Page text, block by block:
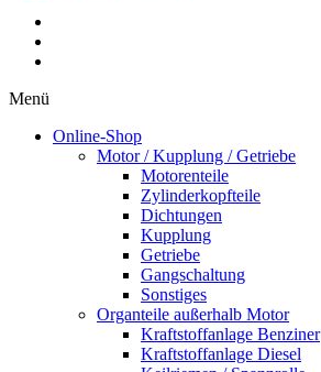
Menü
Online-Shop
Motor / Kupplung / Getriebe
Motorenteile
Zylinderkopfteile
Dichtungen
Kupplung
Getriebe
Gangschaltung
Sonstiges
Organteile außerhalb Motor
Kraftstoffanlage Benziner
Kraftstoffanlage Diesel